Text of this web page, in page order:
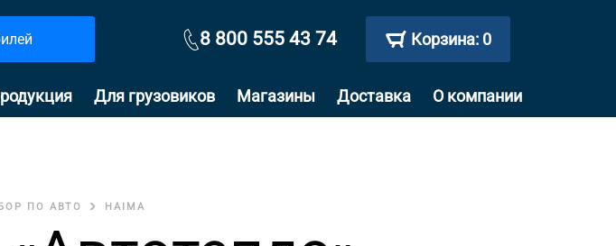
8 800 555 43 74 Корзина: 0
Для грузовиков Магазины Доставка О компании
ПО АВТО HAIMA